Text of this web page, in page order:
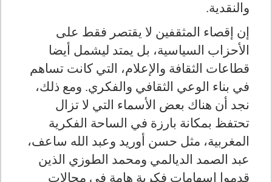
والنقدية.
إن إقصاء المثقفين لا يقتصر فقط على
الأحزاب السياسية، بل يمتد ليشمل أيضا
قطاعات الثقافة والإعلام، التي كانت تساهم
في بناء الوعي الثقافي والفكري. ومع ذلك،
نجد أن هناك بعض الأسماء التي لا تزال
تحتفظ بمكانة بارزة في الساحة الفكرية
المغربية، مثل حسن أوريد وعبد الله ساعف،
عبد الصمد الديالمي ومحمد الطوزي الذين
قدموا إسهامات فكرية هامة في مجالات